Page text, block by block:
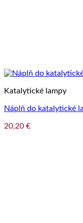
Katalytické lampy
Náplň do katalytické
20,20 €